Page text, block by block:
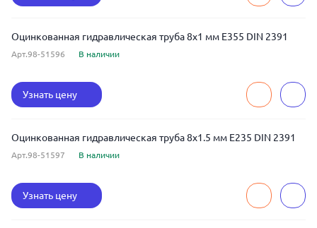
Оцинкованная гидравлическая труба 8x1 мм E355 DIN 2391
Арт.98-51596 В наличии
Узнать цену
Оцинкованная гидравлическая труба 8x1.5 мм E235 DIN 2391
Арт.98-51597 В наличии
Узнать цену